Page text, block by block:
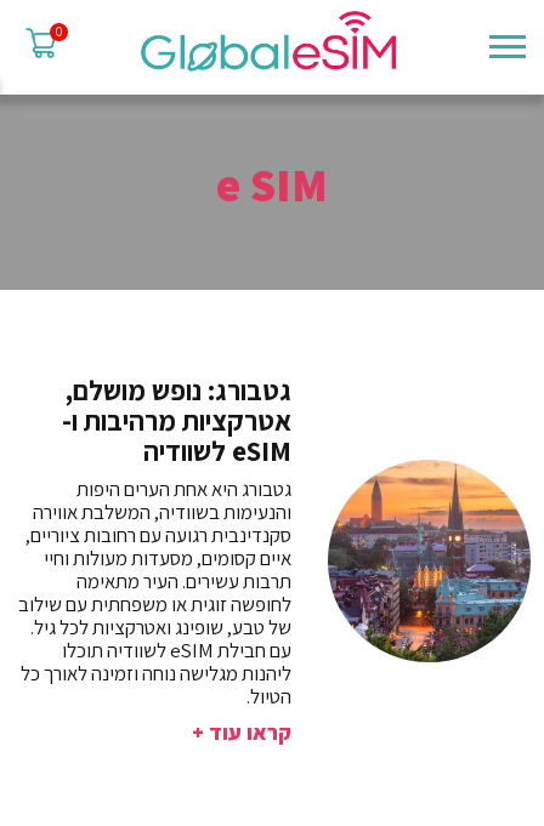
0
e SIM
גטבורג: נופש מושלם,
אטרקציות מרהיבות ו-
eSIM לשוודיה
גטבורג היא אחת הערים היפות
והנעימות בשוודיה, המשלבת אווירה
סקנדינבית רגועה עם רחובות ציוריים,
איים קסומים, מסעדות מעולות וחיי
תרבות עשירים. העיר מתאימה
לחופשה זוגית או משפחתית עם שילוב
של טבע, שופינג ואטרקציות לכל גיל.
עם חבילת eSIM לשוודיה תוכלו
ליהנות מגלישה נוחה וזמינה לאורך כל
הטיול.
קראו עוד +